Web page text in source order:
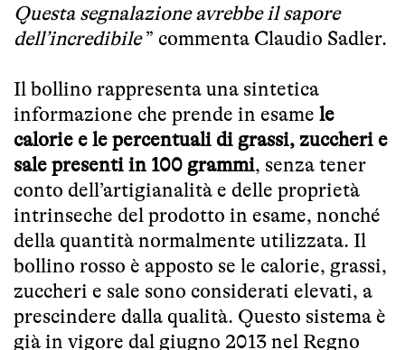
Questa segnalazione avrebbe il sapore
dell’incredibile” commenta Claudio Sadler.
Il bollino rappresenta una sintetica
informazione che prende in esame le
calorie e le percentuali di grassi, zuccheri e
sale presenti in 100 grammi, senza tener
conto dell’artigianalità e delle proprietà
intrinseche del prodotto in esame, nonché
della quantità normalmente utilizzata. Il
bollino rosso è apposto se le calorie, grassi,
zuccheri e sale sono considerati elevati, a
prescindere dalla qualità. Questo sistema è
già in vigore dal giugno 2013 nel Regno